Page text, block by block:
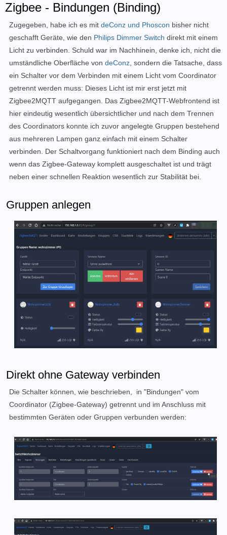
Zigbee - Bindungen (Binding)
Zugegeben, habe ich es mit deConz und Phoscon bisher nicht
geschafft Geräte, wie den Philips Dimmer Switch direkt mit einem
Licht zu verbinden. Schuld war im Nachhinein, denke ich, nicht die
umständliche Oberfläche von deConz, sondern die Tatsache, dass
ein Schalter vor dem Verbinden mit einem Licht vom Coordinator
getrennt werden muss: Dieses Licht ist mir erst jetzt mit
Zigbee2MQTT aufgegangen. Das Zigbee2MQTT-Webfrontend ist
hier eindeutig wesentlich übersichtlicher und nach dem Trennen
des Coordinators konnte ich zuvor angelegte Gruppen bestehend
aus mehreren Lampen ganz einfach mit einem Schalter
verbinden. Der Schaltvorgang funktioniert nach dem Binding auch
wenn das Zigbee-Gateway komplett ausgeschaltet ist und trägt
neben einer schnellen Reaktion wesentlich zur Stabilität bei.
Gruppen anlegen
Direkt ohne Gateway verbinden
Die Schalter können, wie beschrieben, in "Bindungen" vom
Coordinator (Zigbee-Gateway) getrennt und im Anschluss mit
bestimmten Geräten oder Gruppen verbunden werden: